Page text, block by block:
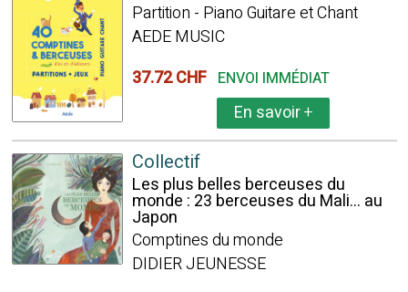
Partition - Piano Guitare et Chant
AEDE MUSIC
37.72 CHF ENVOI IMMÉDIAT
En savoir+
Collectif
Les plus belles berceuses du
monde : 23 berceuses du Mali... au
Japon
Comptines du monde
DIDIER JEUNESSE